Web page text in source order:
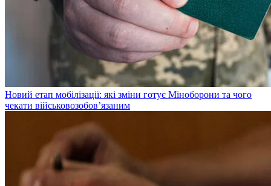
Новий етап мобілізації: які зміни готує Міноборони та чого
чекати військовозобов’язаним